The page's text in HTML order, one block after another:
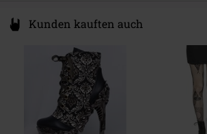
Kunden kauften auch